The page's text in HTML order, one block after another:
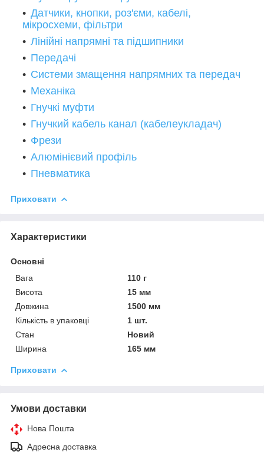
Датчики, кнопки, роз'єми, кабелі,
мікросхеми, фільтри
Лінійні напрямні та підшипники
Передачі
Системи змащення напрямних та передач
Механіка
Гнучкі муфти
Гнучкий кабель канал (кабелеукладач)
Фрези
Алюмінієвий профіль
Пневматика
Приховати
Характеристики
Основні
Вага
110 г
Висота
15 мм
Довжина
1500 мм
Кількість в упаковці
1 шт.
Стан
Новий
Ширина
165 мм
Приховати
Умови доставки
Нова Пошта
Адресна доставка